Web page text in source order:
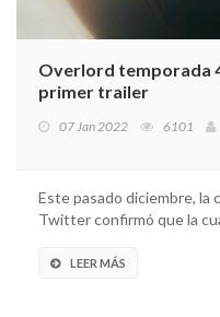
Overlord temporada
primer trailer
07 Jan 2022 6101
Este pasado diciembre, la
Twitter confirmó que la
LEER MÁS